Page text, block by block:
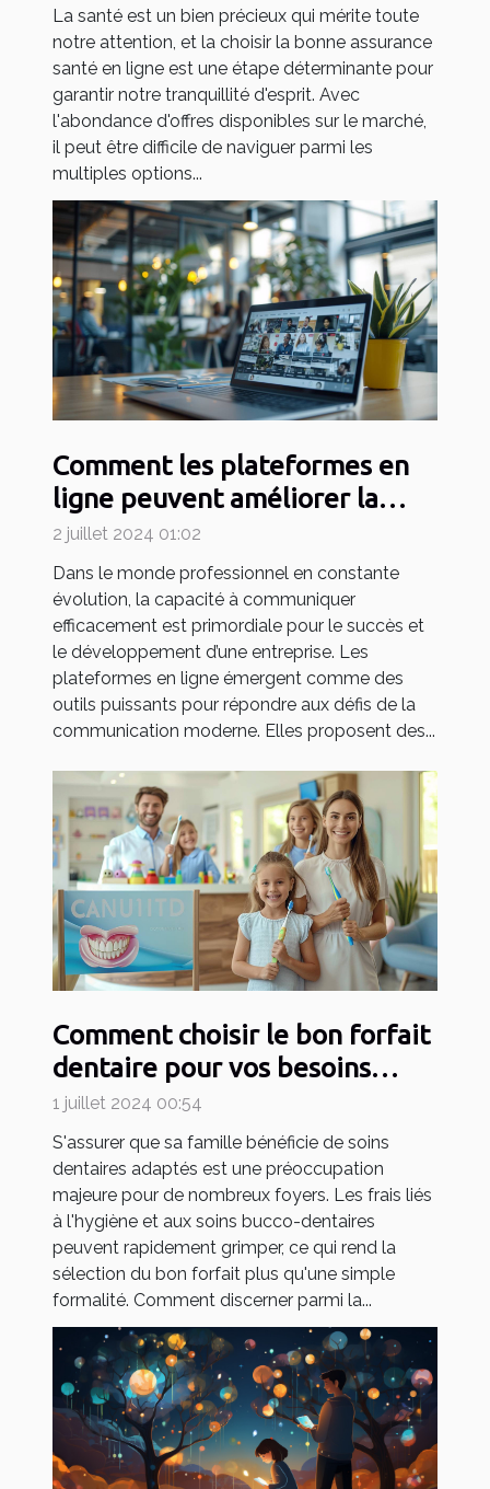
La santé est un bien précieux qui mérite toute
notre attention, et la choisir la bonne assurance
santé en ligne est une étape déterminante pour
garantir notre tranquillité d'esprit. Avec
l'abondance d'offres disponibles sur le marché,
il peut être difficile de naviguer parmi les
multiples options...
Comment les plateformes en
ligne peuvent améliorer la
communication en entreprise
2 juillet 2024 01:02
Dans le monde professionnel en constante
évolution, la capacité à communiquer
efficacement est primordiale pour le succès et
le développement d’une entreprise. Les
plateformes en ligne émergent comme des
outils puissants pour répondre aux défis de la
communication moderne. Elles proposent des...
Comment choisir le bon forfait
dentaire pour vos besoins
familiaux
1 juillet 2024 00:54
S'assurer que sa famille bénéficie de soins
dentaires adaptés est une préoccupation
majeure pour de nombreux foyers. Les frais liés
à l'hygiène et aux soins bucco-dentaires
peuvent rapidement grimper, ce qui rend la
sélection du bon forfait plus qu'une simple
formalité. Comment discerner parmi la...